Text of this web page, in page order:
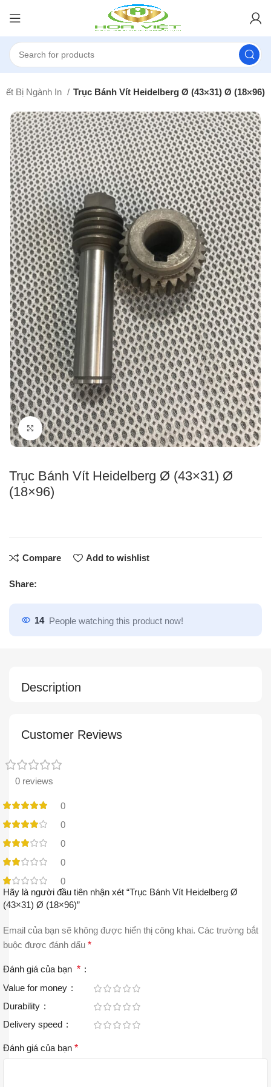
Bị Ngành In Trục Bánh Vít Heidelberg Ø (43×31) Ø (18×96)
Click to enlarge
Trục Bánh Vít Heidelberg Ø (43×31) Ø
(18×96)
Compare Add to wishlist
Share:
14 People watching this product now!
Description
Customer Reviews
0 reviews
0
0
0
0
0
Hãy là người đầu tiên nhận xét “Trục Bánh Vít Heidelberg Ø
(43×31) Ø (18×96)”
Email của bạn sẽ không được hiển thị công khai. Các trường bắt
buộc được đánh dấu *
Đánh giá của bạn *
Value for money
Durability
Delivery speed
Đánh giá của bạn *